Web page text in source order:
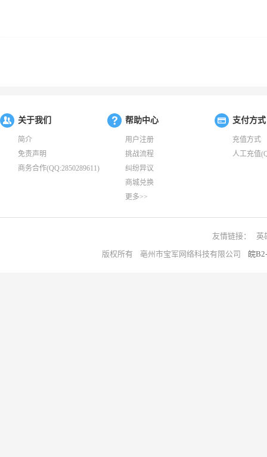
关于我们
简介
免责声明
商务合作(QQ:2850289611)
帮助中心
用户注册
挑战流程
纠纷异议
商城兑换
更多>>
支付方式
充值方式
人工充值
友情链接：
英
版权所有 亳州市宝军网络科技有限公司 皖